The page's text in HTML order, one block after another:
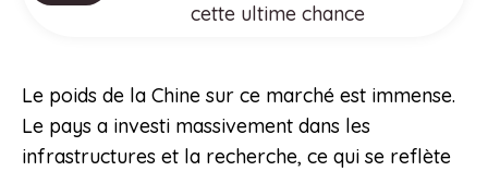
cette ultime chance
Le poids de la Chine sur ce marché est immense.
Le pays a investi massivement dans les
infrastructures et la recherche, ce qui se reflète